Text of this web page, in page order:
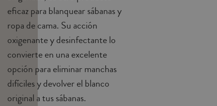
eficaz para blanquear sábanas y
ropa de cama. Su acción
oxigenante y desinfectante lo
convierte en una excelente
opción para eliminar manchas
difíciles y devolver el blanco
original a tus sábanas.